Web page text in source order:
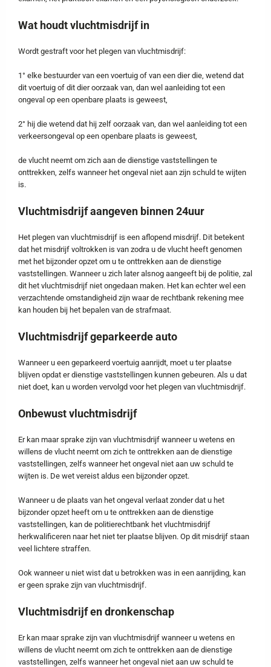
Wat houdt vluchtmisdrijf in
Wordt gestraft voor het plegen van vluchtmisdrijf:
1° elke bestuurder van een voertuig of van een dier die, wetend dat
dit voertuig of dit dier oorzaak van, dan wel aanleiding tot een
ongeval op een openbare plaats is geweest,
2° hij die wetend dat hij zelf oorzaak van, dan wel aanleiding tot een
verkeersongeval op een openbare plaats is geweest,
de vlucht neemt om zich aan de dienstige vaststellingen te
onttrekken, zelfs wanneer het ongeval niet aan zijn schuld te wijten
is.
Vluchtmisdrijf aangeven binnen 24uur
Het plegen van vluchtmisdrijf is een aflopend misdrijf. Dit betekent
dat het misdrijf voltrokken is van zodra u de vlucht heeft genomen
met het bijzonder opzet om u te onttrekken aan de dienstige
vaststellingen. Wanneer u zich later alsnog aangeeft bij de politie, zal
dit het vluchtmisdrijf niet ongedaan maken. Het kan echter wel een
verzachtende omstandigheid zijn waar de rechtbank rekening mee
kan houden bij het bepalen van de strafmaat.
Vluchtmisdrijf geparkeerde auto
Wanneer u een geparkeerd voertuig aanrijdt, moet u ter plaatse
blijven opdat er dienstige vaststellingen kunnen gebeuren. Als u dat
niet doet, kan u worden vervolgd voor het plegen van vluchtmisdrijf.
Onbewust vluchtmisdrijf
Er kan maar sprake zijn van vluchtmisdrijf wanneer u wetens en
willens de vlucht neemt om zich te onttrekken aan de dienstige
vaststellingen, zelfs wanneer het ongeval niet aan uw schuld te
wijten is. De wet vereist aldus een bijzonder opzet.
Wanneer u de plaats van het ongeval verlaat zonder dat u het
bijzonder opzet heeft om u te onttrekken aan de dienstige
vaststellingen, kan de politierechtbank het vluchtmisdrijf
herkwalificeren naar het niet ter plaatse blijven. Op dit misdrijf staan
veel lichtere straffen.
Ook wanneer u niet wist dat u betrokken was in een aanrijding, kan
er geen sprake zijn van vluchtmisdrijf.
Vluchtmisdrijf en dronkenschap
Er kan maar sprake zijn van vluchtmisdrijf wanneer u wetens en
willens de vlucht neemt om zich te onttrekken aan de dienstige
vaststellingen, zelfs wanneer het ongeval niet aan uw schuld te